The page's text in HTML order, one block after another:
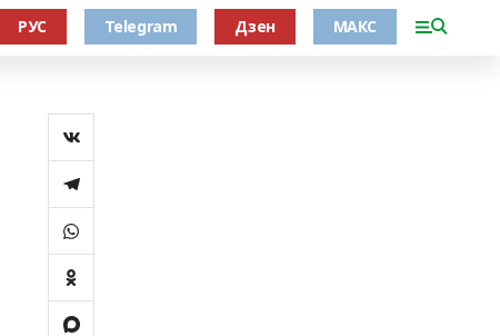
РУС Telegram Дзен МАКС